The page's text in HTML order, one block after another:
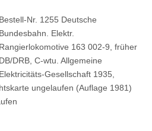
Bestell-Nr. 1255 Deutsche
Bundesbahn. Elektr.
Rangierlokomotive 163 002-9, früher
DB/DRB, C-wtu. Allgemeine
Elektricitäts-Gesellschaft 1935,
ungelaufen (Auflage 1981)